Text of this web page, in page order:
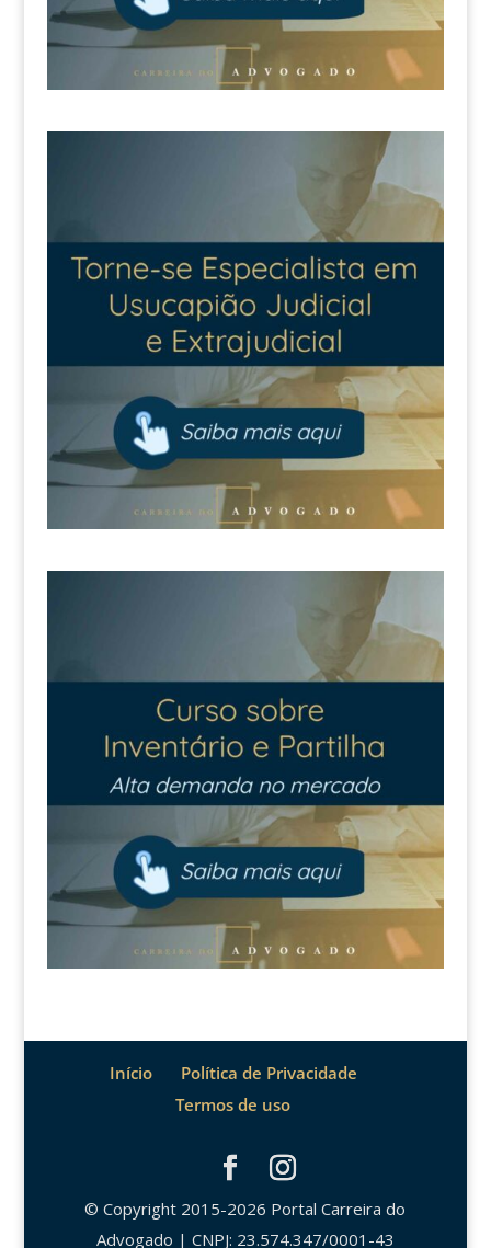
Início
Política de Privacidade
Termos de uso
© Copyright 2015-2026 Portal Carreira do
Advogado | CNPJ: 23.574.347/0001-43